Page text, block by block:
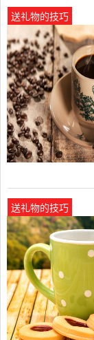
送礼物的技巧
爸爸过生日买什么
实用）
送礼物的技巧
送什么礼物给老爸